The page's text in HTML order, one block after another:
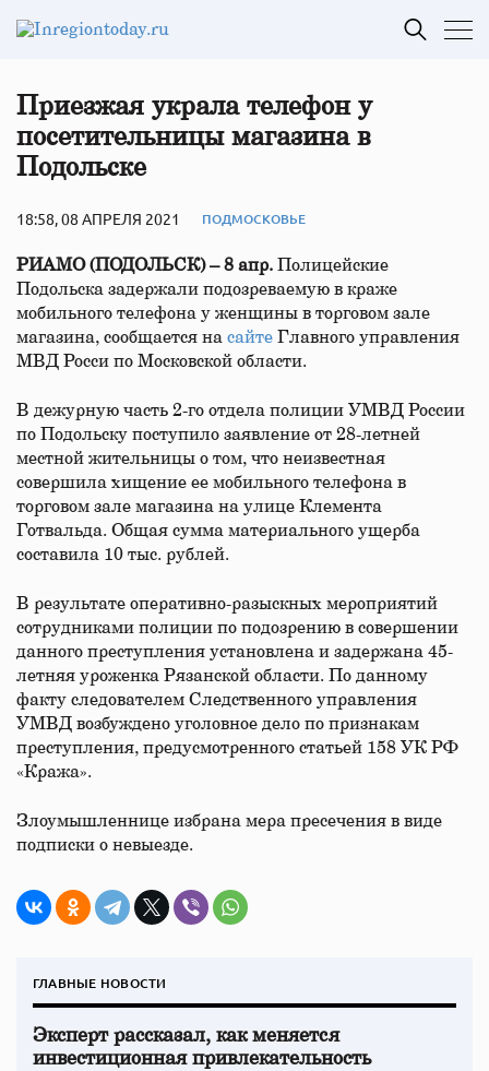
Приезжая украла телефон у
посетительницы магазина в
Подольске
18:58, 08 АПРЕЛЯ 2021 ПОДМОСКОВЬЕ
РИАМО (ПОДОЛЬСК) – 8 апр. Полицейские
Подольска задержали подозреваемую в краже
мобильного телефона у женщины в торговом зале
магазина, сообщается на сайте Главного управления
МВД Росси по Московской области.
В дежурную часть 2-го отдела полиции УМВД России
по Подольску поступило заявление от 28-летней
местной жительницы о том, что неизвестная
совершила хищение ее мобильного телефона в
торговом зале магазина на улице Клемента
Готвальда. Общая сумма материального ущерба
составила 10 тыс. рублей.
В результате оперативно-разыскных мероприятий
сотрудниками полиции по подозрению в совершении
данного преступления установлена и задержана 45-
летняя уроженка Рязанской области. По данному
факту следователем Следственного управления
УМВД возбуждено уголовное дело по признакам
преступления, предусмотренного статьей 158 УК РФ
«Кража».
Злоумышленнице избрана мера пресечения в виде
подписки о невыезде.
ГЛАВНЫЕ НОВОСТИ
Эксперт рассказал, как меняется
инвестиционная привлекательность